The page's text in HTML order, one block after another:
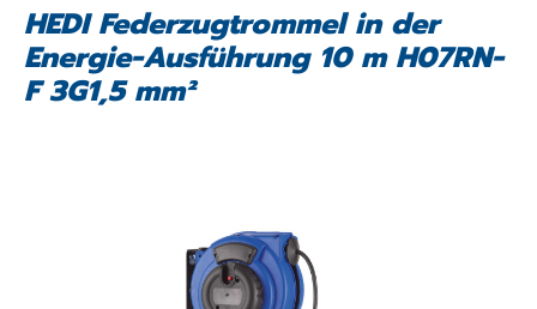
HEDI Federzugtrommel in der
Energie-Ausführung 10 m H07RN-
F 3G1,5 mm²